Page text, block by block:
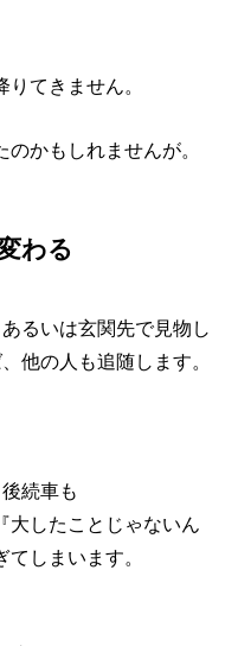
てきません。
かもしれませんが。
わる
るいは玄関先で見物し
他の人も追随します。
続車も
大したことじゃないん
しまいます。